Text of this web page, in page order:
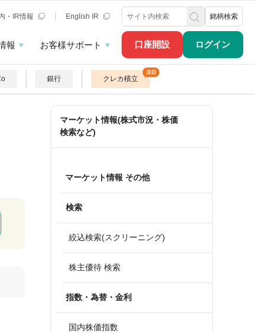
口座開設 ログイン
・IR情報 English IR 銘柄検索
報 お客様サポート
銀行 クレカ積立
マーケット情報(株式市況・株価
検索など)
マーケット情報 その他
検索
絞込検索(スクリーニング)
株主優待 検索
指数・為替・金利
国内株価指数